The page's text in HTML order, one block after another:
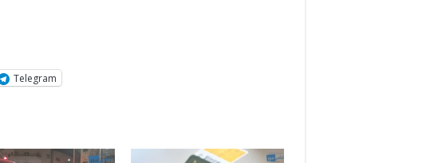
Telegram